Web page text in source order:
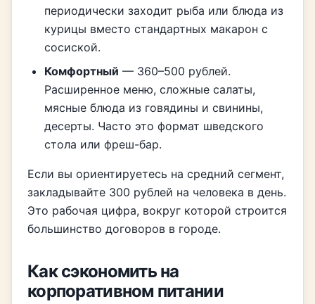
периодически заходит рыба или блюда из
курицы вместо стандартных макарон с
сосиской.
Комфортный — 360–500 рублей.
Расширенное меню, сложные салаты,
мясные блюда из говядины и свинины,
десерты. Часто это формат шведского
стола или фреш-бар.
Если вы ориентируетесь на средний сегмент,
закладывайте 300 рублей на человека в день.
Это рабочая цифра, вокруг которой строится
большинство договоров в городе.
Как сэкономить на
корпоративном питании